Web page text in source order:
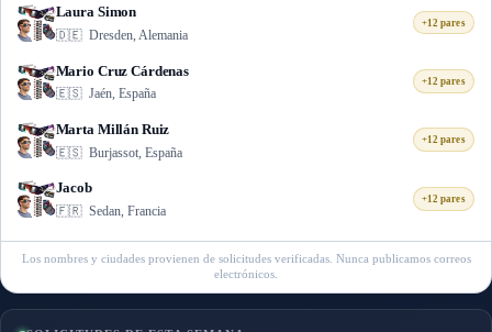
Laura Simon
🇩🇪 Dresden, Alemania
+12 pares
Mario Cruz Cárdenas
🇪🇸 Jaén, España
+12 pares
Marta Millán Ruiz
🇪🇸 Burjassot, España
+12 pares
Jacob
🇫🇷 Sedan, Francia
+12 pares
Los nombres y ciudades provienen de solicitudes verificadas. Nunca publicamos correos
electrónicos.